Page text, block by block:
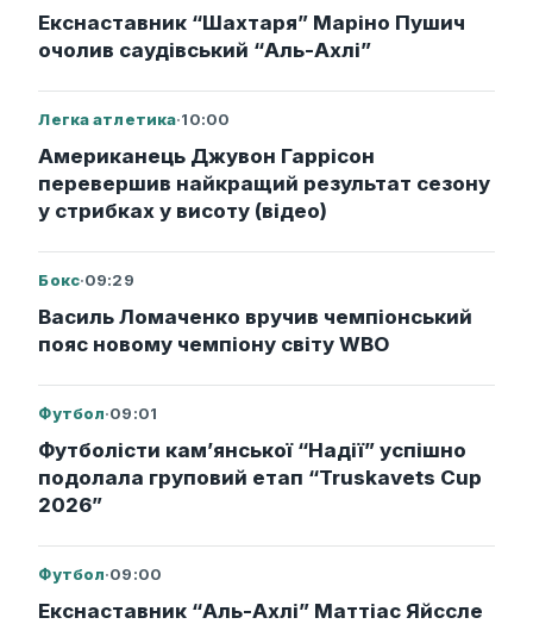
Екснаставник “Шахтаря” Маріно Пушич
очолив саудівський “Аль-Ахлі”
Легка атлетика·10:00
Американець Джувон Гаррісон
перевершив найкращий результат сезону
у стрибках у висоту (відео)
Бокс·09:29
Василь Ломаченко вручив чемпіонський
пояс новому чемпіону світу WBO
Футбол·09:01
Футболісти кам’янської “Надії” успішно
подолала груповий етап “Truskavets Cup
2026”
Футбол·09:00
Екснаставник “Аль-Ахлі” Маттіас Яйссле